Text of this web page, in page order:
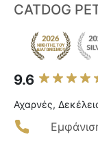
CATDOG
9.6
Αχαρνές,